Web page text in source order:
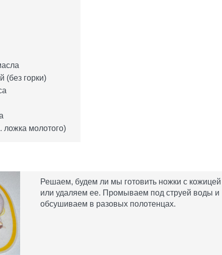
(без горки)
ложка молотого)
Решаем, будем ли мы готовить ножки с кожицей
или удаляем ее. Промываем под струей воды и
обсушиваем в разовых полотенцах.